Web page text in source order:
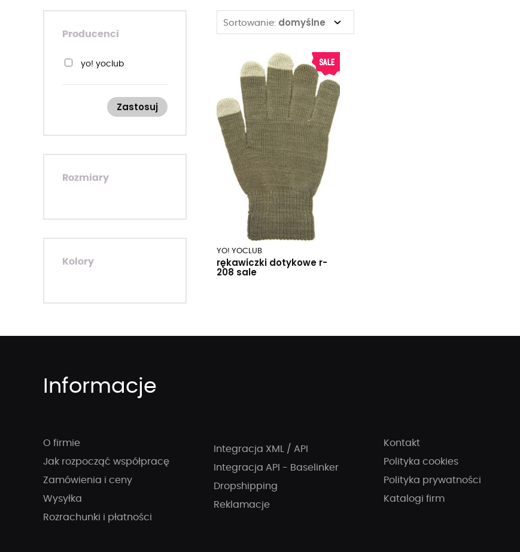
Producenci
yo! yoclub
Zastosuj
Rozmiary
Kolory
Sortowanie: domyślne
YO! YOCLUB
rękawiczki dotykowe r-
208 sale
Informacje
O firmie
Jak rozpocząć współpracę
Zamówienia i ceny
Wysyłka
Rozrachunki i płatności
Integracja XML / API
Integracja API - Baselinker
Dropshipping
Reklamacje
Kontakt
Polityka cookies
Polityka prywatności
Katalogi firm